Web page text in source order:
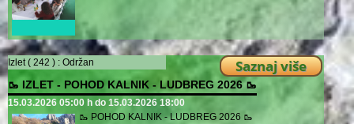
Izlet ( 242 ) : Održan Saznaj više
🥾 IZLET - POHOD KALNIK - LUDBREG 2026 🥾
15.03.2026 05:00 h do 15.03.2026 18:00
🥾 POHOD KALNIK - LUDBREG 2026 🥾